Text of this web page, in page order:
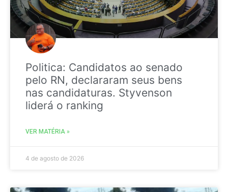
Politica: Candidatos ao senado
pelo RN, declararam seus bens
nas candidaturas. Styvenson
liderá o ranking
VER MATÉRIA »
4 de agosto de 2026